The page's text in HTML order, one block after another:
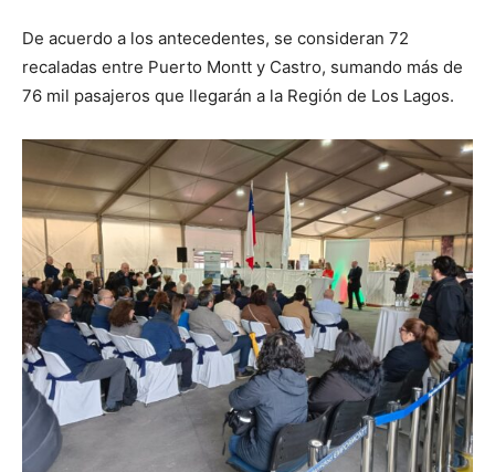
De acuerdo a los antecedentes, se consideran 72
recaladas entre Puerto Montt y Castro, sumando más de
76 mil pasajeros que llegarán a la Región de Los Lagos.